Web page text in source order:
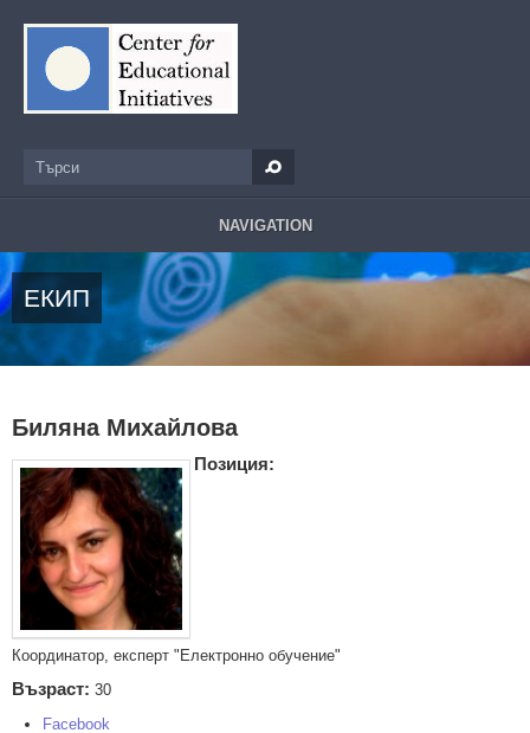
Търси
NAVIGATION
ЕКИП
Биляна Михайлова
Позиция:
Координатор, експерт "Електронно обучение"
Възраст: 30
Facebook